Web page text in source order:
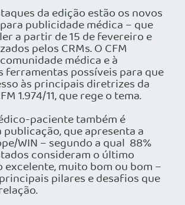
da edição estão os novos
publicidade médica – que
a partir de 15 de fevereiro e
pelos CRMs. O CFM
médica e à
ferramentas possíveis para que
às principais diretrizes da
1.974/11, que rege o tema.
paciente também é
que apresenta a
WIN – segundo a qual 88%
consideram o último
muito bom ou bom –
pilares e desafios que